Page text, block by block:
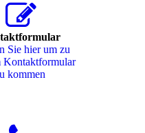
Sie hier um zu
Kon­takt­for­mu­lar
kommen